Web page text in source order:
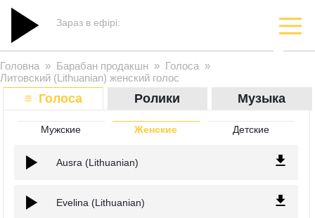
Зараз в ефірі:
Головна » Барабан продакшн » Голоса »
Литовский (Lithuanian) женский голос
≡ Голоса Ролики Музыка
Мужские Женские Детские
Ausra (Lithuanian)
Evelina (Lithuanian)